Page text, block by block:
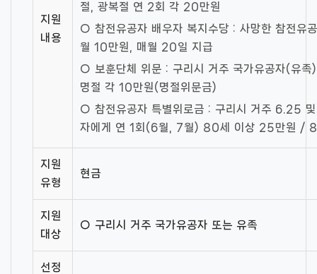
지원
내용
절, 광복절 연 2회 각 20만원
○ 참전유공자 배우자 복지수당 : 사망한 참전유
월 10만원, 매월 20일 지급
○ 보훈단체 위문 : 구리시 거주 국가유공자(유족
명절 각 10만원(명절위문금)
○ 참전유공자 특별위로금 : 구리시 거주 6.25
자에게 연 1회(6월, 7월) 80세 이상 25만원 /
지원
유형
현금
지원
대상
○ 구리시 거주 국가유공자 또는 유족
선정